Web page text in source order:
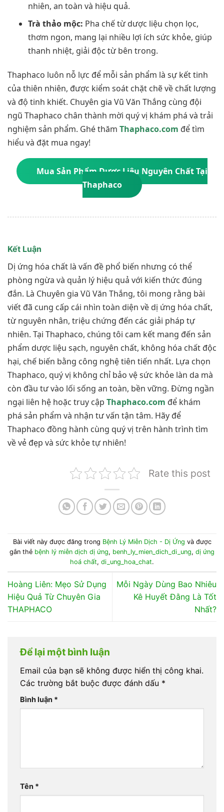
nhiên, an toàn và hiệu quả.
Trà thảo mộc: Pha chế từ dược liệu chọn lọc,
thơm ngon, mang lại nhiều lợi ích sức khỏe, giúp
thanh nhiệt, giải độc từ bên trong.
Thaphaco luôn nỗ lực để mỗi sản phẩm là sự kết tinh
của thiên nhiên, được kiểm soát chặt chẽ về chất lượng
và độ tinh khiết. Chuyên gia Vũ Văn Thắng cùng đội
ngũ Thaphaco chân thành mời quý vị khám phá và trải
nghiệm sản phẩm. Ghé thăm Thaphaco.com để tìm
hiểu và đặt mua ngay!
Mua Sản Phẩm Dược Liệu Nguyên Chất Tại
Thaphaco
Kết Luận
Dị ứng hóa chất là vấn đề phổ biến nhưng có thể
phòng ngừa và quản lý hiệu quả với kiến thức đúng
đắn. Là Chuyên gia Vũ Văn Thắng, tôi mong rằng bài
viết đã cung cấp cái nhìn toàn diện về dị ứng hóa chất,
từ nguyên nhân, triệu chứng đến các giải pháp tự
nhiên. Tại Thaphaco, chúng tôi cam kết mang đến sản
phẩm dược liệu sạch, nguyên chất, không hóa chất độc
hại, chế biến bằng công nghệ tiên tiến nhất. Lựa chọn
Thaphaco, quý vị không chỉ bảo vệ sức khỏe làn da mà
còn đầu tư vào lối sống an toàn, bền vững. Đừng ngần
ngại liên hệ hoặc truy cập Thaphaco.com để khám
phá sản phẩm và nhận tư vấn tận tâm. Hãy để
Thaphaco đồng hành cùng quý vị trên hành trình tìm
về vẻ đẹp và sức khỏe tự nhiên!
Rate this post
Bài viết này được đăng trong Bệnh Lý Miễn Dịch - Dị Ứng và được
gắn thẻ bệnh lý miễn dịch dị ứng, benh_ly_mien_dich_di_ung, dị ứng
hoá chất, di_ung_hoa_chat.
Hoàng Liên: Mẹo Sử Dụng
Hiệu Quả Từ Chuyên Gia
THAPHACO
Mỗi Ngày Dùng Bao Nhiêu
Kê Huyết Đằng Là Tốt
Nhất?
Để lại một bình luận
Email của bạn sẽ không được hiển thị công khai.
Các trường bắt buộc được đánh dấu *
Bình luận *
Tên *